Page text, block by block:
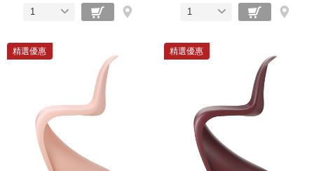
1 1
精選優惠 精選優惠